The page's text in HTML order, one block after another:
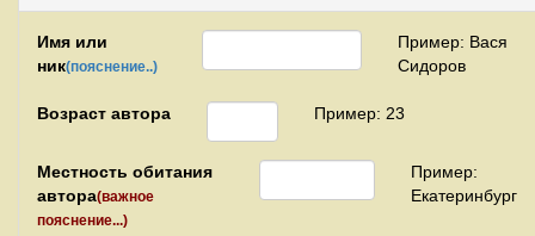
Имя или
ник(пояснение..)
Пример: Вася
Сидоров
Возраст автора Пример: 23
Местность обитания
автора(важное
пояснение...)
Пример:
Екатеринбург